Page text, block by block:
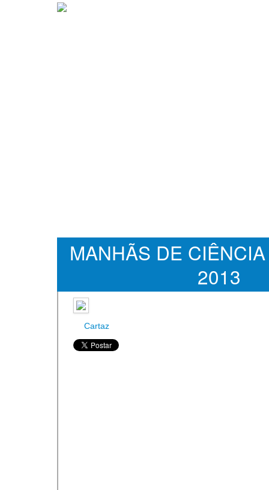
MANHÃS DE
2013
Cartaz